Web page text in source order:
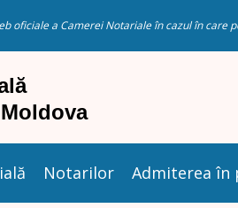
oficiale a Camerei Notariale în cazul în care
Notarilor Admiterea în